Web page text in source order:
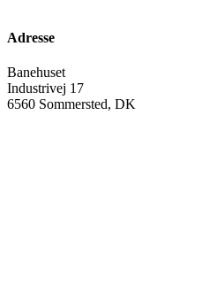
Adresse
Banehuset
Industrivej 17
6560 Sommersted, DK